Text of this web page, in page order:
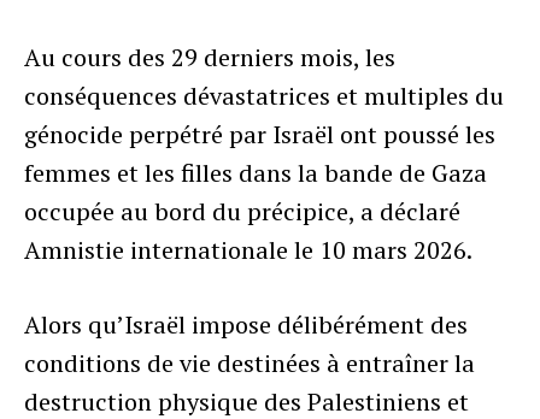
Au cours des 29 derniers mois, les
conséquences dévastatrices et multiples du
génocide perpétré par Israël ont poussé les
femmes et les filles dans la bande de Gaza
occupée au bord du précipice, a déclaré
Amnistie internationale le 10 mars 2026.
Alors qu’Israël impose délibérément des
conditions de vie destinées à entraîner la
destruction physique des Palestiniens et